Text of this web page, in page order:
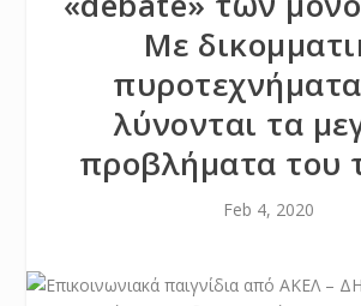
Με
λύνονται τα
προβλήματα του
Feb 4, 2020